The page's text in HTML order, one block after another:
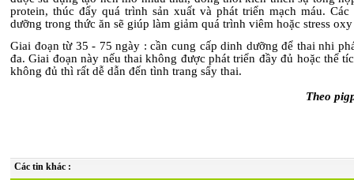
protein, thúc đẩy quá trình sản xuất và phát triển mạch máu. Các
dưỡng trong thức ăn sẽ giúp làm giảm quá trình viêm hoặc stress
Giai đoạn từ 35 - 75 ngày : cần cung cấp dinh dưỡng để thai nhi
đa. Giai đoạn này nếu thai không được phát triển đầy đủ hoặc thể
không đủ thì rất dễ dẫn đến tình trang sẩy thai.
Theo
Các tin khác :